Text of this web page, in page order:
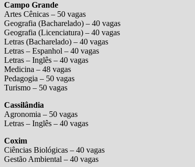
Campo Grande
Artes Cênicas – 50 vagas
Geografia (Bacharelado) – 40 vagas
Geografia (Licenciatura) – 40 vagas
Letras (Bacharelado) – 40 vagas
Letras – Espanhol – 40 vagas
Letras – Inglês – 40 vagas
Medicina – 48 vagas
Pedagogia – 50 vagas
Turismo – 50 vagas
Cassilândia
Agronomia – 50 vagas
Letras – Inglês – 40 vagas
Coxim
Ciências Biológicas – 40 vagas
Gestão Ambiental – 40 vagas